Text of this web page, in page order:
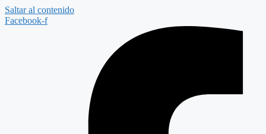
Saltar al contenido
Facebook-f